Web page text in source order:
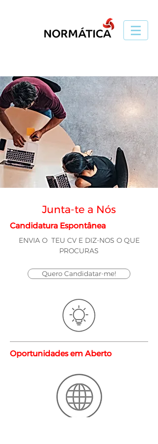
Junta-te a Nós
Candidatura Espontânea
ENVIA O TEU CV E DIZ-NOS O QUE
PROCURAS
Quero Candidatar-me!
Oportunidades em Aberto